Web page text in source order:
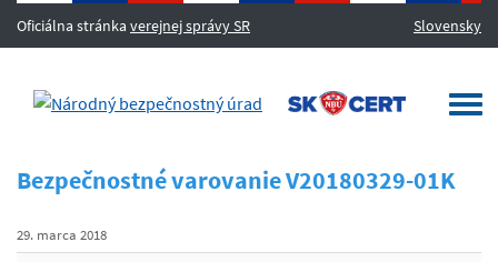
Oficiálna stránka verejnej správy SR Slovensky
MENU
Bezpečnostné varovanie V20180329-01K
29. marca 2018